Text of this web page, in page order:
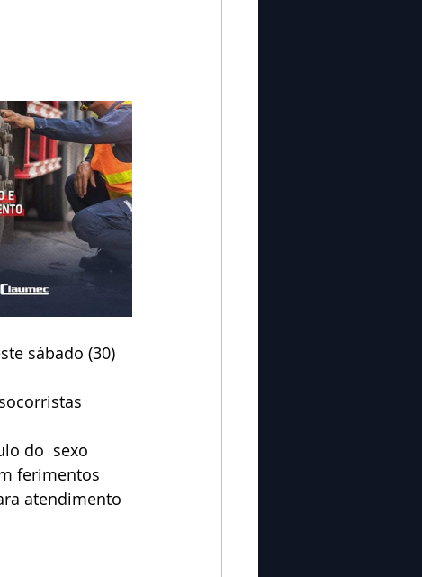
sábado (30)
do  sexo
ferimentos
atendimento